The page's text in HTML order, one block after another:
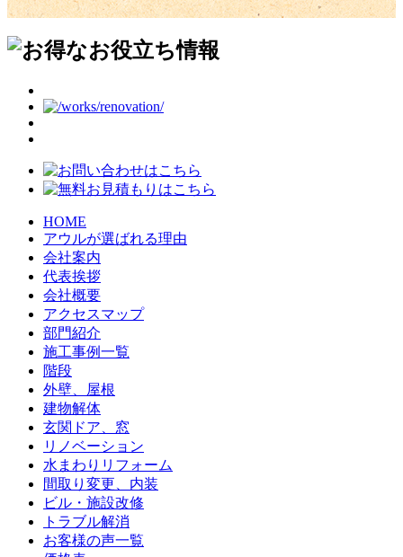
HOME
アウルが選ばれる理由
会社案内
代表挨拶
会社概要
アクセスマップ
部門紹介
施工事例一覧
階段
外壁、屋根
建物解体
玄関ドア、窓
リノベーション
水まわりリフォーム
間取り変更、内装
ビル・施設改修
トラブル解消
お客様の声一覧